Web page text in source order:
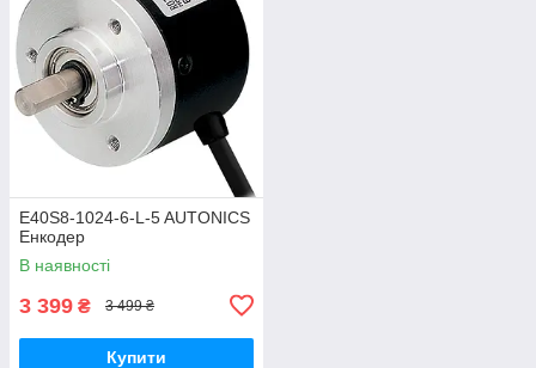
E40S8-1024-6-L-5 AUTONICS
Енкодер
В наявності
3 399 ₴ 3 499 ₴
Купити